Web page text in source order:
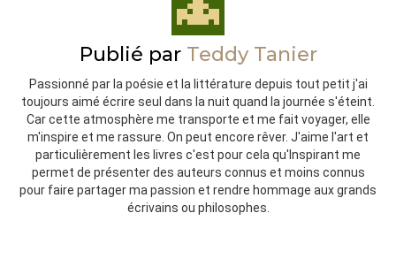
Publié par Teddy Tanier
Passionné par la poésie et la littérature depuis tout petit j'ai
toujours aimé écrire seul dans la nuit quand la journée s'éteint.
Car cette atmosphère me transporte et me fait voyager, elle
m'inspire et me rassure. On peut encore rêver. J'aime l'art et
particulièrement les livres c'est pour cela qu'Inspirant me
permet de présenter des auteurs connus et moins connus
pour faire partager ma passion et rendre hommage aux grands
écrivains ou philosophes.